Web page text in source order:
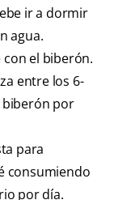
ir a dormir
agua.
el biberón.
entre los 6-
biberón por
para
consumiendo
por día.